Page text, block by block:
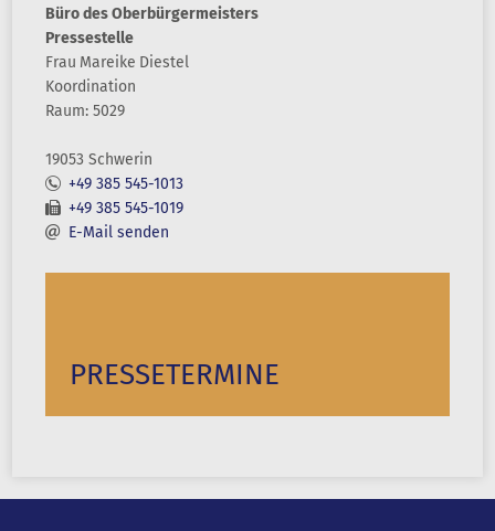
Büro des Oberbürgermeisters
Pressestelle
Frau Mareike Diestel
Koordination
Raum: 5029
19053 Schwerin
+49 385 545-1013
+49 385 545-1019
E-Mail senden
PRESSETERMINE